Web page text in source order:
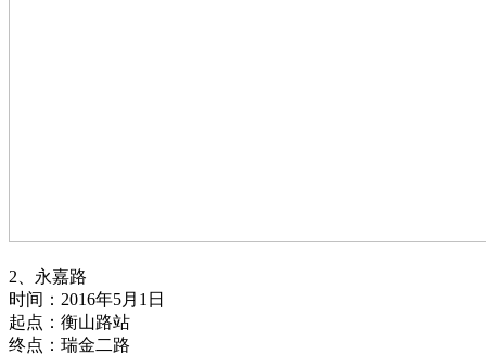
2、永嘉路
时间：2016年5月1日
起点：衡山路站
终点：瑞金二路